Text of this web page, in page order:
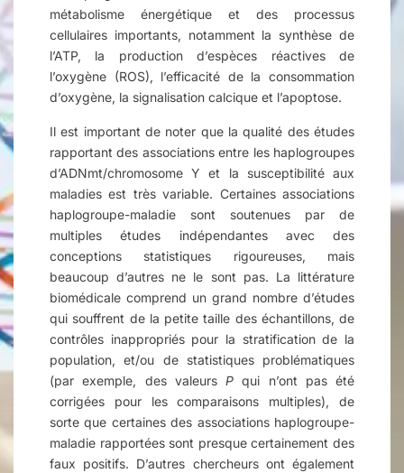
métabolisme énergétique et des processus
cellulaires importants, notamment la synthèse de
l’ATP, la production d’espèces réactives de
l’oxygène (ROS), l’efficacité de la consommation
d’oxygène, la signalisation calcique et l’apoptose.
Il est important de noter que la qualité des études
rapportant des associations entre les haplogroupes
d’ADNmt/chromosome Y et la susceptibilité aux
maladies est très variable. Certaines associations
haplogroupe-maladie sont soutenues par de
multiples études indépendantes avec des
conceptions statistiques rigoureuses, mais
beaucoup d’autres ne le sont pas. La littérature
biomédicale comprend un grand nombre d’études
qui souffrent de la petite taille des échantillons, de
contrôles inappropriés pour la stratification de la
population, et/ou de statistiques problématiques
(par exemple, des valeurs P qui n’ont pas été
corrigées pour les comparaisons multiples), de
sorte que certaines des associations haplogroupe-
maladie rapportées sont presque certainement des
faux positifs. D’autres chercheurs ont également